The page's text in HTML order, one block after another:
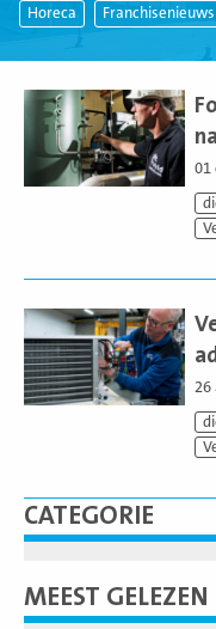
CATEGORIE
MEEST GELEZEN
Horeca Franchisenieuws
meer
01
meer
26